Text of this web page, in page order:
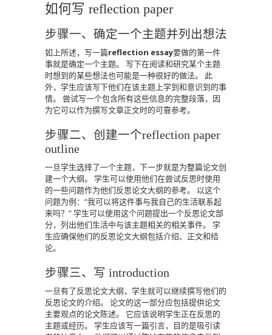
如何写 reflection paper
步骤一、 确定一个主题并列出想法
如上所述，写一篇reflection essay要做的第一件
事就是确定一个主题。
写下在阅读和研究某个主题
时想到的某些想法也可能是一种很好的做法。
此
外，学生应该写下他们在该主题上学到和意识到的事
情。
尝试写一个包含所有这些信息的完整段落，因
为它可以作为撰写文章正文时的可靠参考。
步骤二、创建一个reflection paper
outline
一旦学生选择了一个主题，下一步就是为整篇论文创
建一个大纲。
学生可以使用他们在尝试反思时使用
的一些问题作为他们反思论文大纲的参考。
以这个
问题为例：“我可以将这件事与我自己的生活联系起
来吗？”学生可以使用这个问题提出一个反思论文部
分，列出他们生活中与该主题相关的相关事件。
学
生应确保他们的反思论文大纲包括介绍、正文和结
论。
步骤三、写 introduction
一旦有了反思论文大纲，学生就可以继续撰写他们的
反思论文的介绍。
论文的这一部分应包括提供论文
主要观点的论文陈述。
它应该说明学生正在反思的
主题或经历。
学生应该写一篇引言，目的是吸引读